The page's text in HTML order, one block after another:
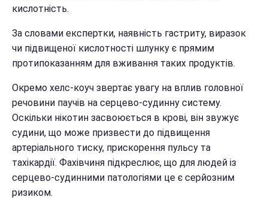
кислотність.
За словами експертки, наявність гастриту, виразок
чи підвищеної кислотності шлунку є прямим
протипоказанням для вживання таких продуктів.
Окремо хелс-коуч звертає увагу на вплив головної
речовини паучів на серцево-судинну систему.
Оскільки нікотин засвоюється в крові, він звужує
судини, що може призвести до підвищення
артеріального тиску, прискорення пульсу та
тахікардії. Фахівчиня підкреслює, що для людей із
серцево-судинними патологіями це є серйозним
ризиком.